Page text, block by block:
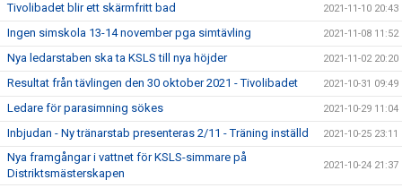
Tivolibadet blir ett skärmfritt bad 2021-11-10 20:43
Ingen simskola 13-14 november pga simtävling 2021-11-08 11:52
Nya ledarstaben ska ta KSLS till nya höjder 2021-11-02 20:20
Resultat från tävlingen den 30 oktober 2021 - Tivolibadet 2021-10-31 09:49
Ledare för parasimning sökes 2021-10-29 11:04
Inbjudan - Ny tränarstab presenteras 2/11 - Träning inställd 2021-10-25 23:11
Nya framgångar i vattnet för KSLS-simmare på
Distriktsmästerskapen
2021-10-24 21:37